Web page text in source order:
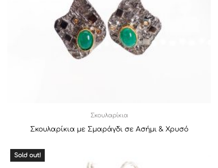
Σκουλαρίκια
Σκουλαρίκια με Σμαράγδι σε Ασήμι & Χρυσό
Sold out!